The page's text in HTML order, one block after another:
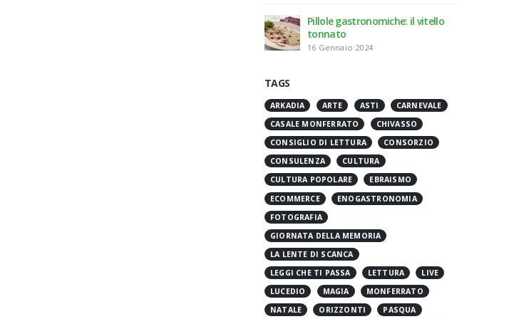
Pillole gastronomiche: il vitello
tonnato
16 Gennaio 2024
TAGS
ARKADIA ARTE ASTI
CARNEVALE
CASALE MONFERRATO
CHIVASSO
CONSIGLIO DI LETTURA
CONSORZIO
CONSULENZA
CULTURA
CULTURA POPOLARE
EBRAISMO
ECOMMERCE
ENOGASTRONOMIA
FOTOGRAFIA
GIORNATA DELLA MEMORIA
LA LENTE DI SCANCA
LEGGI CHE TI PASSA
LETTURA
LIVE
LUCEDIO
MAGIA
MONFERRATO
NATALE
ORIZZONTI
PASQUA